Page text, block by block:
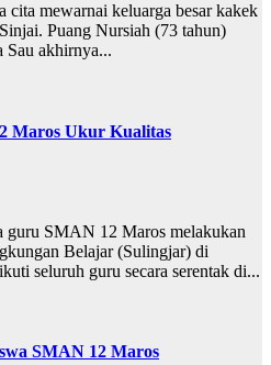
cita mewarnai keluarga besar kakek
Puang Nursiah (73 tahun)
Sau akhirnya...
Maros Ukur Kualitas
guru SMAN 12 Maros melakukan
Belajar (Sulingjar) di
seluruh guru secara serentak di...
SMAN 12 Maros